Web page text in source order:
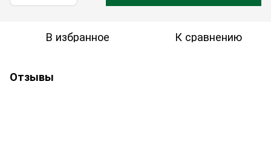
В избранное К сравнению
Отзывы